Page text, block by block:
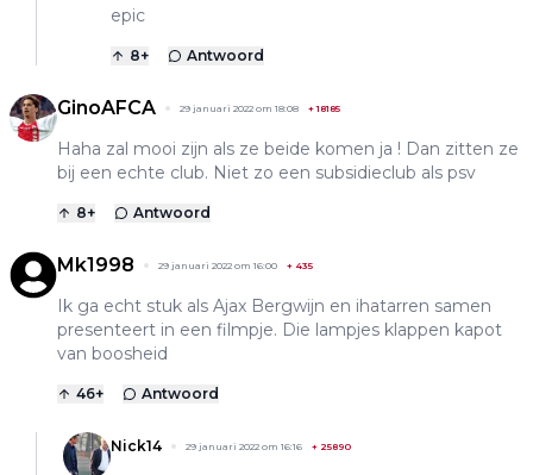
epic
8+ Antwoord
GinoAFCA 29 januari 2022 om 18:08 +18185
Haha zal mooi zijn als ze beide komen ja ! Dan zitten ze
bij een echte club. Niet zo een subsidieclub als psv
8+ Antwoord
Mk1998 29 januari 2022 om 16:00 + 435
Ik ga echt stuk als Ajax Bergwijn en ihatarren samen
presenteert in een filmpje. Die lampjes klappen kapot
van boosheid
46+ Antwoord
Nick14 29 januari 2022 om 16:16 + 25890